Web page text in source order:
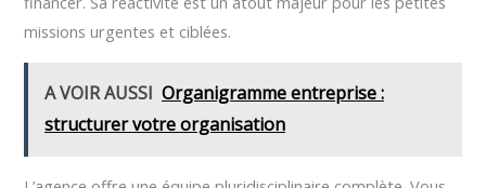
missions urgentes et ciblées.
A VOIR AUSSI Organigramme entreprise :
structurer votre organisation